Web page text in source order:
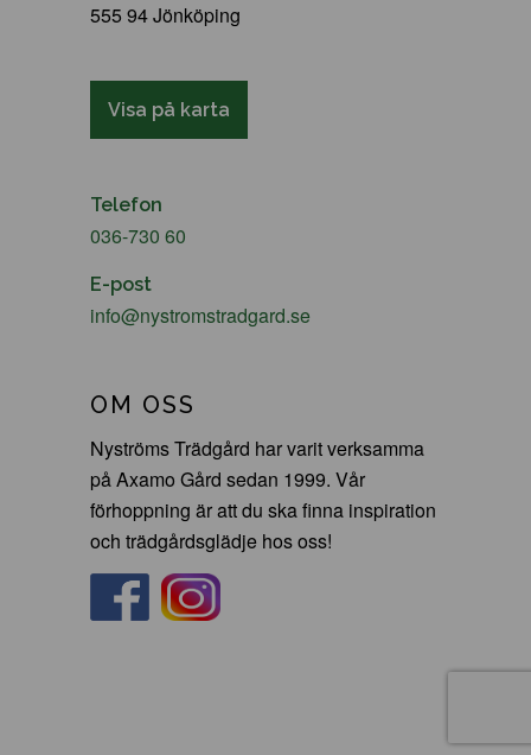
555 94 Jönköping
Visa på karta
Telefon
036-730 60
E-post
info@nystromstradgard.se
OM OSS
Nyströms Trädgård har varit verksamma
på Axamo Gård sedan 1999. Vår
förhoppning är att du ska finna inspiration
och trädgårdsglädje hos oss!